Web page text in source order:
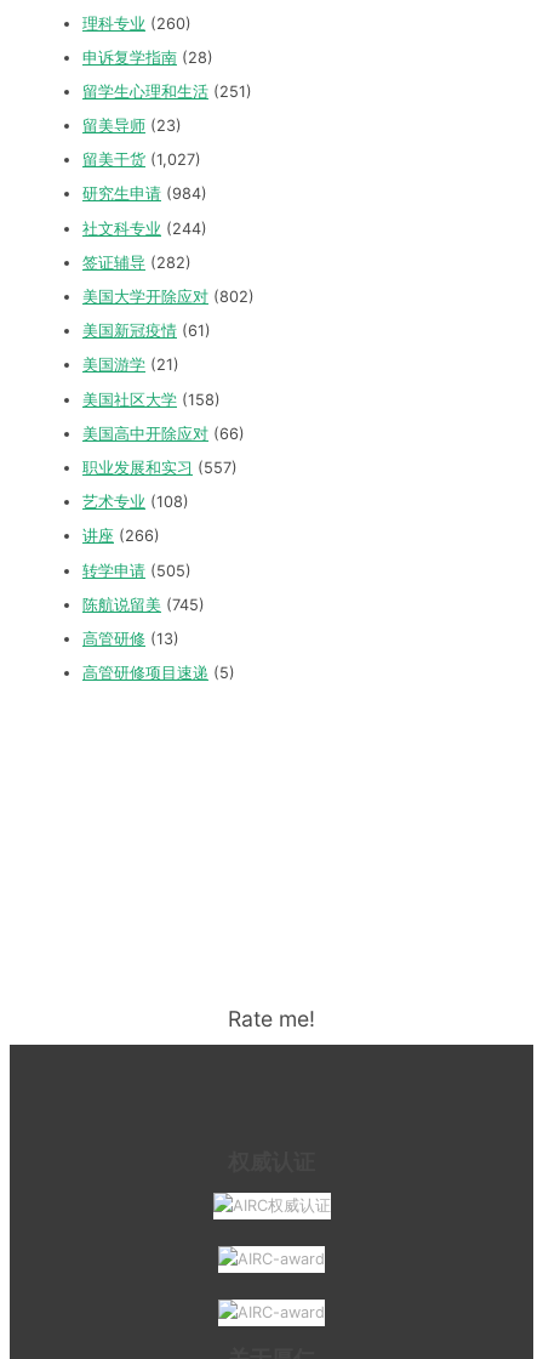
理科专业 (260)
申诉复学指南 (28)
留学生心理和生活 (251)
留美导师 (23)
留美干货 (1,027)
研究生申请 (984)
社文科专业 (244)
签证辅导 (282)
美国大学开除应对 (802)
美国新冠疫情 (61)
美国游学 (21)
美国社区大学 (158)
美国高中开除应对 (66)
职业发展和实习 (557)
艺术专业 (108)
讲座 (266)
转学申请 (505)
陈航说留美 (745)
高管研修 (13)
高管研修项目速递 (5)
Rate me!